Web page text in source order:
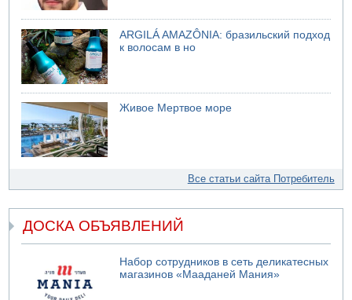
ARGILÁ AMAZÔNIA: бразильский подход
к волосам в но
Живое Мертвое море
Все статьи сайта Потребитель
ДОСКА ОБЪЯВЛЕНИЙ
Набор сотрудников в сеть деликатесных
магазинов «Мааданей Мания»